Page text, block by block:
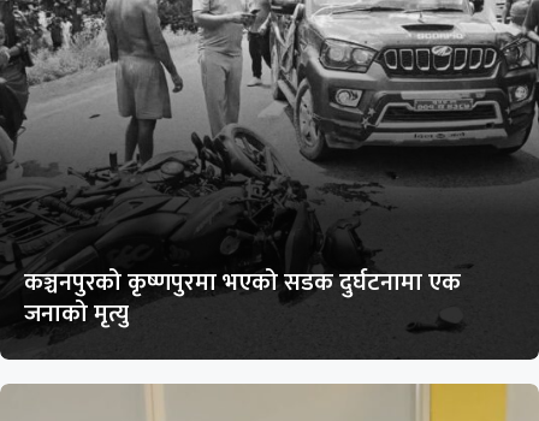
कञ्चनपुरको कृष्णपुरमा भएको सडक दुर्घटनामा एक
जनाको मृत्यु